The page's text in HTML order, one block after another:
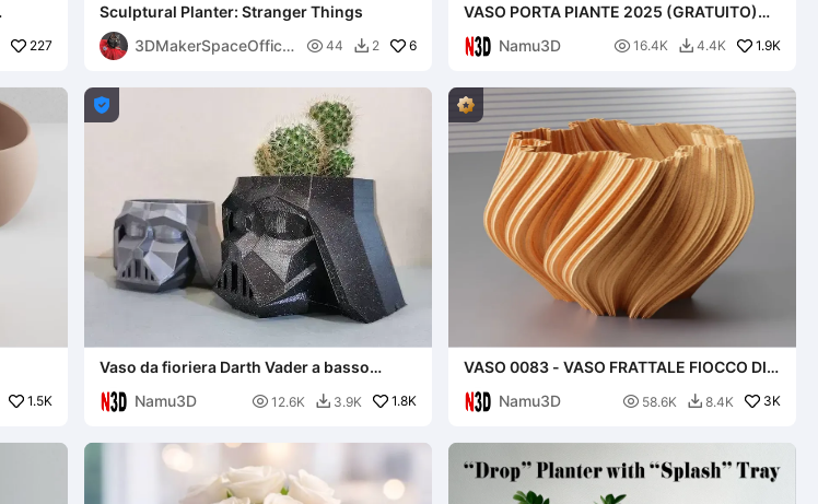
227
Sculptural Planter: Stranger Things
3DMakerSpaceOfficia
 44  2 6
VASO PORTA PIANTE 2025 (GRATUITO)
Namu3D
 16.4K  4.4K 1.9K
1.5K

Vaso da fioriera Darth Vader a basso
Namu3D
 12.6K  3.9K 1.8K
VASO 0083 - VASO FRATTALE FIOCCO DI
Namu3D
 58.6K  8.4K 3K